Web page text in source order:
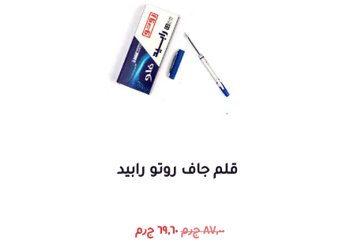
قلم جاف روتو رابيد
٨٧,٠٠ ج٫م ٦٩,٦٠ ج٫م